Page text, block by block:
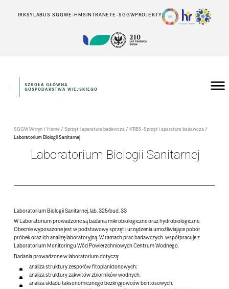
IRKSYLABUS SGGWE-HMSINTRANETE-SGGWPROJEKTY
SZKOŁA GŁÓWNA
GOSPODARSTWA WIEJSKIEGO
SGGW Witryn /Home /Sprzęt i aparatura badawcza /KTiBS-Sprzęt i aparatura badawcza /
Laboratorium Biologii Sanitarnej
Laboratorium Biologii Sanitarnej
Laboratorium Biologii Sanitarnej, lab. 325/bud. 33
W Laboratorium prowadzone są badania mikrobiologiczne oraz hydrobiologiczne.
Obecnie wyposażone jest w podstawowy sprzęt i urządzenia umożliwiające pobór
próbek oraz ich analizę laboratoryjną. W ramach prac badawczych współpracuje z
Laboratorium Monitoringu Wód Powierzchniowych Centrum Wodnego.
Badania prowadzone w laboratorium dotyczą:
analiza struktury zespołów fitoplanktonowych;
analiza struktury zakwitów zbiorników wodnych;
analiza składu taksonomicznego bezkręgowców bentosowych;